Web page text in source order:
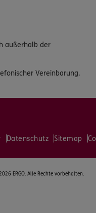
außerhalb der
Vereinbarung.
Datenschutz Sitemap
ERGO. Alle Rechte vorbehalten.